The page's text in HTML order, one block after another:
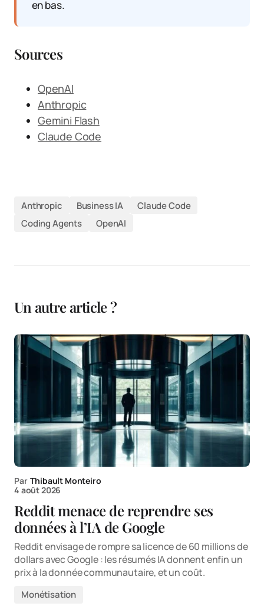
en bas.
Sources
OpenAI
Anthropic
Gemini Flash
Claude Code
Anthropic Business IA
Claude Code
Coding Agents
OpenAI
Un autre article ?
Par Thibault Monteiro
4 août 2026
Reddit menace de reprendre ses
données à l’IA de Google
Reddit envisage de rompre sa licence de 60 millions de
dollars avec Google : les résumés IA donnent enfin un
prix à la donnée communautaire, et un coût.
Monétisation